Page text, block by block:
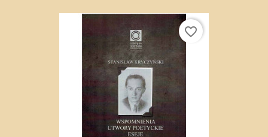
favorite_border